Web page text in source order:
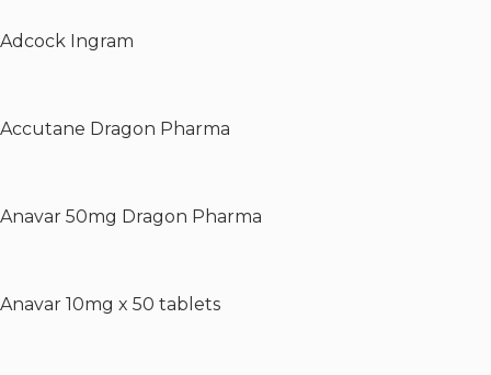
Adcock Ingram
Accutane Dragon Pharma
Anavar 50mg Dragon Pharma
Anavar 10mg x 50 tablets